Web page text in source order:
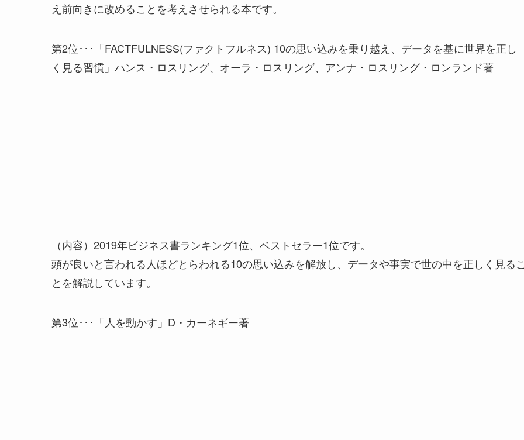
え前向きに改めることを考えさせられる本です。
第2位･･･「FACTFULNESS(ファクトフルネス) 10の思い込みを乗り越え、データを基に世界を正し
く見る習慣」ハンス・ロスリング、オーラ・ロスリング、アンナ・ロスリング・ロンランド著
（内容）2019年ビジネス書ランキング1位、ベストセラー1位です。
頭が良いと言われる人ほどとらわれる10の思い込みを解放し、データや事実で世の中を正しく見る
とを解説しています。
第3位･･･「人を動かす」D・カーネギー著